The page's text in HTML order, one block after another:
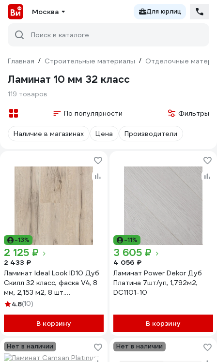
Москва Для юрлиц
Поиск в каталоге
Главная / Строительные материалы / Отделочные
Ламинат 10 мм 32 класс
119 товаров
По популярности Фильтры
Наличие в магазинах Цена Производители
-13%
2 125 ₽
2 433 ₽
Ламинат Ideal Look ID10 Дуб
Скилл 32 класс, фаска V4, 8
мм, 2,153 м2, 8 шт.
УП-00050795
4.8(10)
В корзину
-11%
3 605 ₽
4 056 ₽
Ламинат Power Dekor Дуб
Платина 7шт/уп, 1,792м2,
DC1101-10
В корзину
Нет в наличии Нет в наличии